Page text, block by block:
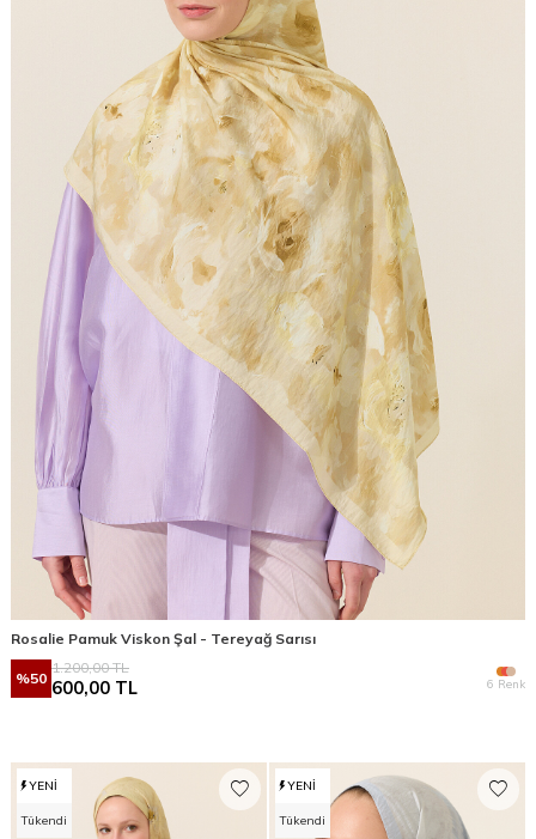
Rosalie Pamuk Viskon Şal - Tereyağ Sarısı
%50
1.200,00TL
600,00 TL 6 Renk
YENI
Tükendi
YENI
Tükendi